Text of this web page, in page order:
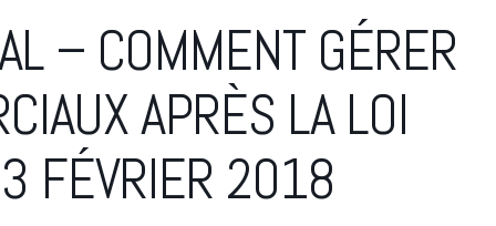
– COMMENT GÉRER
APRÈS LA LOI
FÉVRIER 2018